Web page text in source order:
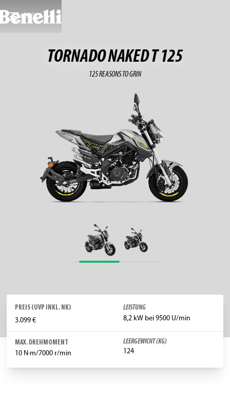
MODELLE
TORNADO NAKED T 125
125 REASONS TO GRIN
PREIS (UVP INKL. NK)
3.099 €
LEISTUNG
8,2 kW bei 9500 U/min
MAX. DREHMOMENT
10 N·m/7000 r/min
LEERGEWICHT (KG)
124